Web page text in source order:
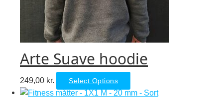
Arte Suave hoodie
249,00 kr. Select Options
product